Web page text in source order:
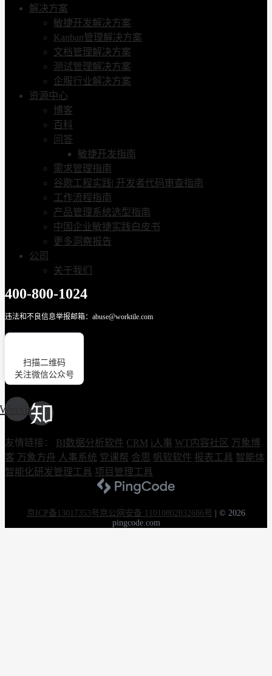
解决方案
敏捷开发解决方案
Kanban管理解决方案
文档管理解决方案
测试管理解决方案
企服行业解决方案
资源中心
博客
百科
问答
敏捷开发指南
需求管理指南
谷歌工程实践| 开发者代码审查指南
工作流程指南
产品管理系统选型指南
中国企业敏捷实践白皮书
更多洞察报告
公司
关于我们
400-800-1024
违法和不良信息举报邮箱：abuse@worktile.com
扫描二维码
关注微信公众号
Weixin
友情链接： BI数据分析软件 CRM i人事 WT内容社区 万象博
客 万象方舟 人事系统 党课帮 合思 帆软软件 报表工具 智能体
智能化研发管理工具 项目管理工具
京ICP备13017353号京公网安备 11010802032686号
© 2026
pingcode.com